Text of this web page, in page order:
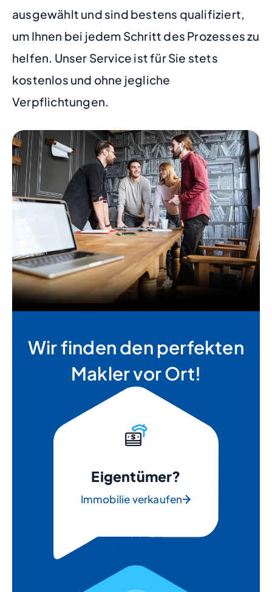
ausgewählt und sind bestens qualifiziert,
um Ihnen bei jedem Schritt des Prozesses zu
helfen. Unser Service ist für Sie stets
kostenlos und ohne jegliche
Verpflichtungen.
Wir finden den perfekten
Makler vor Ort!
Eigentümer?
Immobilie verkaufen